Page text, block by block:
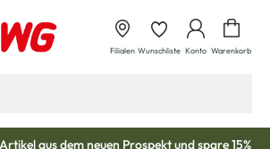
Filialen Wunschliste Konto Warenkorb
aus demneuen Prospektund spare 15%